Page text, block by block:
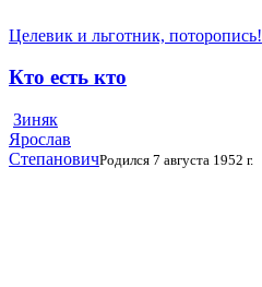
Целевик и льготник, поторопись!
Кто есть кто
Зиняк
Ярослав
СтепановичРодился 7 августа 1952 г.